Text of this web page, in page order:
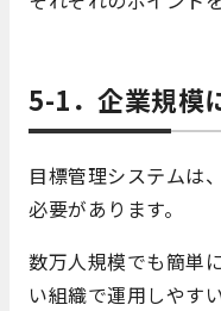
5-1．企業規模
目標管理システムは、
必要があります。
数万人規模でも簡単
い組織で運用しやす